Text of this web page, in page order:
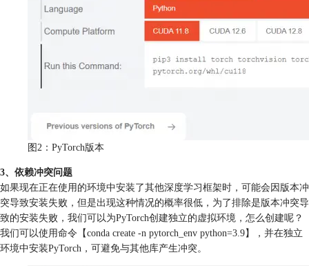
图2：PyTorch版本
3、依赖冲突问题
如果现在正在使用的环境中安装了其他深度学习框架时，可能会因版本冲
突导致安装失败，但是出现这种情况的概率很低，为了排除是版本冲突导
致的安装失败，我们可以为PyTorch创建独立的虚拟环境，怎么创建呢？
我们可以使用命令【conda create -n pytorch_env python=3.9】，并在独立
环境中安装PyTorch，可避免与其他库产生冲突。